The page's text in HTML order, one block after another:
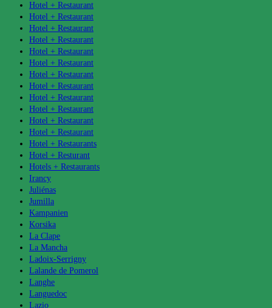
Hotel + Restaurant
Hotel + Restaurant
Hotel + Restaurant
Hotel + Restaurant
Hotel + Restaurant
Hotel + Restaurant
Hotel + Restaurant
Hotel + Restaurant
Hotel + Restaurant
Hotel + Restaurant
Hotel + Restaurant
Hotel + Restaurant
Hotel + Restaurants
Hotel + Resturant
Hotels + Restaurants
Irancy
Juliénas
Jumilla
Kampanien
Korsika
La Clape
La Mancha
Ladoix-Serrigny
Lalande de Pomerol
Langhe
Languedoc
Lazio